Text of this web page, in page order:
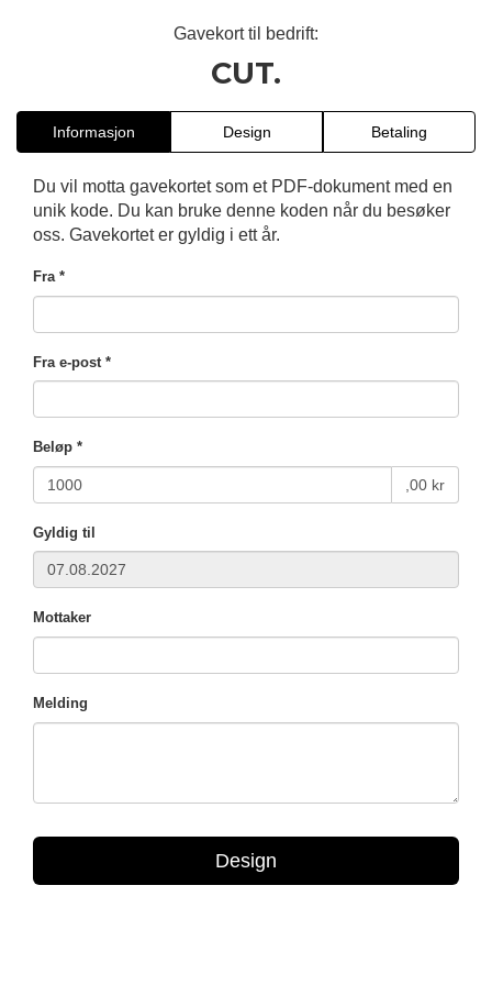
Gavekort til bedrift:
CUT.
Informasjon Design Betaling
Du vil motta gavekortet som et PDF-dokument med en
unik kode. Du kan bruke denne koden når du besøker
oss. Gavekortet er gyldig i ett år.
Fra *
Fra e-post *
Beløp *
,00 kr
Gyldig til
Mottaker
Melding
Design